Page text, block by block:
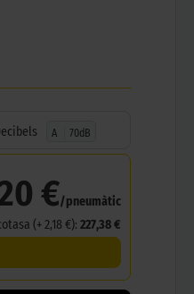
A
70dB
€/pneumàtic
(+ 2,18 €): 227,38 €